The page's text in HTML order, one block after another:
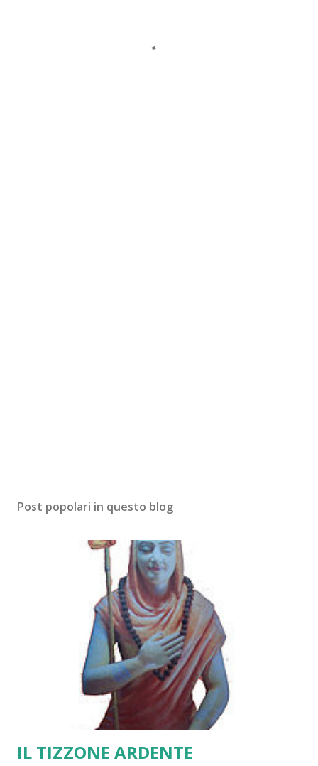
Post popolari in questo blog
IL TIZZONE ARDENTE